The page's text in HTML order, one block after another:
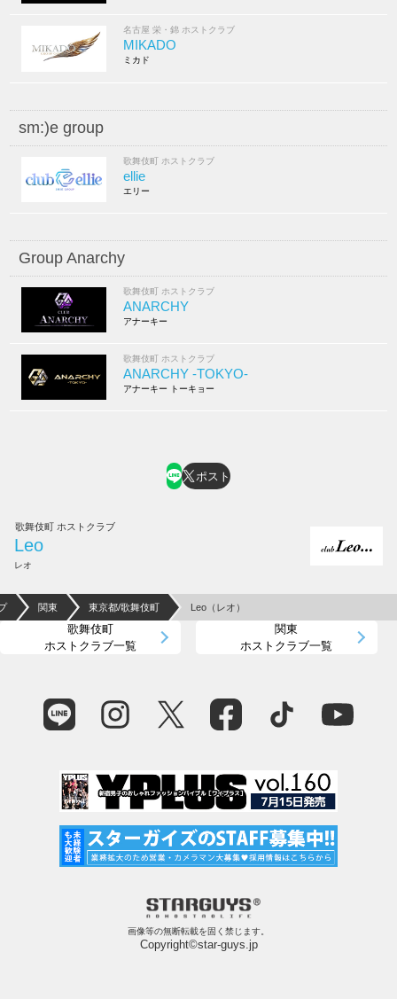
名古屋 栄・錦 ホストクラブ
MIKADO
ミカド
sm:)e group
歌舞伎町 ホストクラブ
ellie
エリー
Group Anarchy
歌舞伎町 ホストクラブ
ANARCHY
アナーキー
歌舞伎町 ホストクラブ
ANARCHY -TOKYO-
アナーキー トーキョー
ポスト
歌舞伎町 ホストクラブ
Leo
レオ
関東 東京都/歌舞伎町 Leo（レオ）
歌舞伎町
ホストクラブ一覧
関東
ホストクラブ一覧
画像等の無断転載を固く禁じます。
Copyright©star-guys.jp